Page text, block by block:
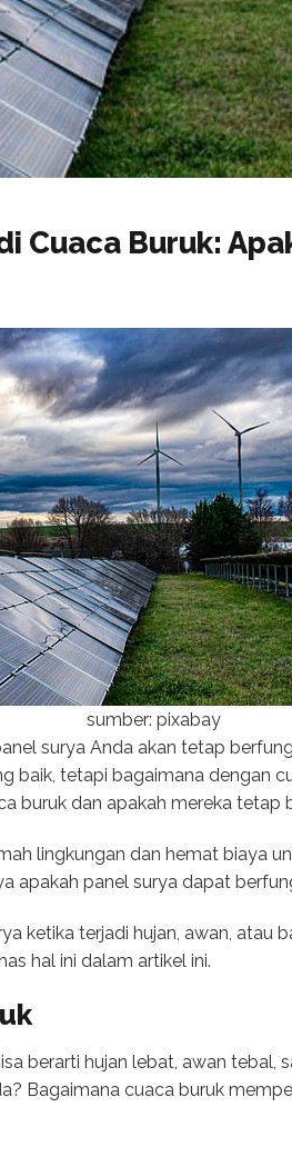
Cuaca Buruk:
sumber: pixabay
surya Anda akan tetap
baik, tetapi bagaimana dengan
buruk dan apakah mereka tetap
lingkungan dan hemat biaya
apakah panel surya dapat
ketika terjadi hujan, awan, atau
hal ini dalam artikel ini.
berarti hujan lebat, awan tebal,
Bagaimana cuaca buruk